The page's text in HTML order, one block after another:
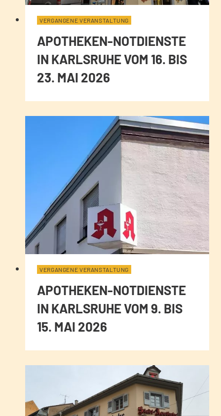
VERGANGENE VERANSTALTUNG
APOTHEKEN-NOTDIENSTE
IN KARLSRUHE VOM 16. BIS
23. MAI 2026
VERGANGENE VERANSTALTUNG
APOTHEKEN-NOTDIENSTE
IN KARLSRUHE VOM 9. BIS
15. MAI 2026